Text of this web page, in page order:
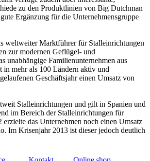
zu den Produktlinien von Big Dutchman
Ergänzung für die Unternehmensgruppe
weltweiter Marktführer für Stalleinrichtungen
zur modernen Geflügel- und
unabhängige Familienunternehmen aus
in mehr als 100 Ländern aktiv und
Geschäftsjahr einen Umsatz von
Stalleinrichtungen und gilt in Spanien und
im Bereich der Stalleinrichtungen für
erzielte das Unternehmen noch einen Umsatz
Im Krisenjahr 2013 ist dieser jedoch deutlich